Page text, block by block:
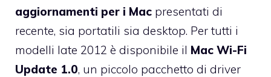
aggiornamenti per i Mac presentati di
recente, sia portatili sia desktop. Per tutti i
modelli late 2012 è disponibile il Mac Wi-Fi
Update 1.0, un piccolo pacchetto di driver